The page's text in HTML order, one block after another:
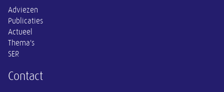
Adviezen
Publicaties
Actueel
Thema's
SER
Contact